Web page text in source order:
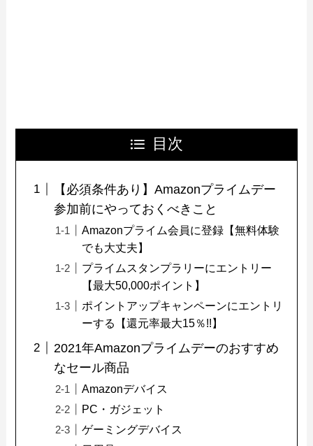
目次
【必須条件あり】Amazonプライムデー
参加前にやっておくべきこと
Amazonプライム会員に登録【無料体験
でも大丈夫】
プライムスタンプラリーにエントリー
【最大50,000ポイント】
ポイントアップキャンペーンにエントリ
ーする【還元率最大15％!!】
2021年Amazonプライムデーのおすすめ
なセール商品
Amazonデバイス
PC・ガジェット
ゲーミングデバイス